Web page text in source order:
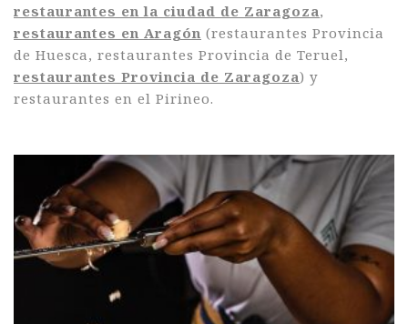
restaurantes en la ciudad de Zaragoza,
restaurantes en Aragón (restaurantes Provincia
de Huesca, restaurantes Provincia de Teruel,
restaurantes Provincia de Zaragoza) y
restaurantes en el Pirineo.